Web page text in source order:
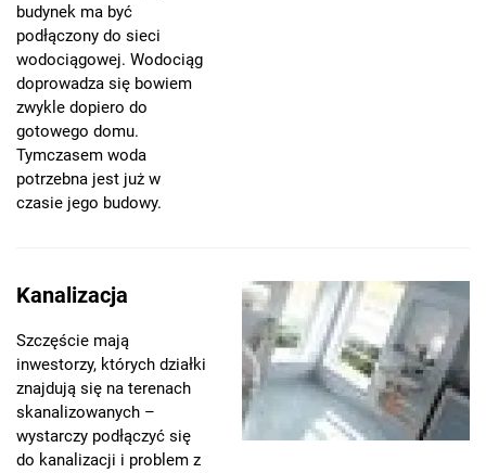
budynek ma być
podłączony do sieci
wodociągowej. Wodociąg
doprowadza się bowiem
zwykle dopiero do
gotowego domu.
Tymczasem woda
potrzebna jest już w
czasie jego budowy.
Kanalizacja
Szczęście mają
inwestorzy, których działki
znajdują się na terenach
skanalizowanych –
wystarczy podłączyć się
do kanalizacji i problem z